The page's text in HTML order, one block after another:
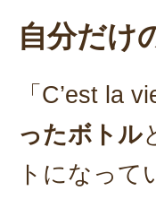
自分だけ
「C’est la
ったボトル
トになって